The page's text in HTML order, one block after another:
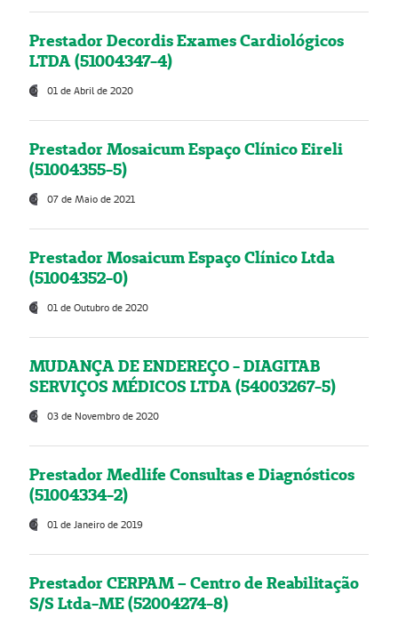
Prestador Decordis Exames Cardiológicos
LTDA (51004347-4)
01 de Abril de 2020
Prestador Mosaicum Espaço Clínico Eireli
(51004355-5)
07 de Maio de 2021
Prestador Mosaicum Espaço Clínico Ltda
(51004352-0)
01 de Outubro de 2020
MUDANÇA DE ENDEREÇO - DIAGITAB
SERVIÇOS MÉDICOS LTDA (54003267-5)
03 de Novembro de 2020
Prestador Medlife Consultas e Diagnósticos
(51004334-2)
01 de Janeiro de 2019
Prestador CERPAM – Centro de Reabilitação
S/S Ltda-ME (52004274-8)